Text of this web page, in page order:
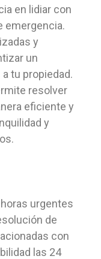
en lidiar con
emergencia.
y
un
tu propiedad.
resolver
eficiente y
y
urgentes
de
con
las 24